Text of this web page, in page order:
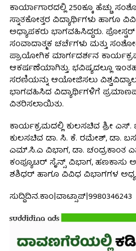
ಕಾರ್ಯಾಗಾರದಲ್ಲಿ 250ಕ್ಕೂ ಹೆಚ್ಚು
ಸ್ನಾತಕೋತ್ತರ ವಿದ್ಯಾರ್ಥಿಗಳು ಹಾಗೂ
ಅಧ್ಯಾಪಕರು ಭಾಗವಹಿಸಿದ್ದರು.
ಸಂವಾದಾತ್ಮಕ ಚರ್ಚೆಗಳು ಮತ್ತು
ಪ್ರಾಯೋಗಿಕ ಮಾರ್ಗದರ್ಶನ
ಆಕರ್ಷಣೆಯಾಗಿತ್ತು. ಭವಿಷ್ಯದಲ್ಲೂ
ಸರಣಿಯನ್ನು ಆಯೋಜಿಸಲು
ಭಾಗವಹಿಸಿದ ವಿದ್ಯಾರ್ಥಿಗಳಿಗೆ
ವಿತರಿಸಲಾಯಿತು.
ಕಾರ್ಯಕ್ರಮದಲ್ಲಿ ಕುಲಸಚಿವ ಶ್ರೀ ಎಸ್.
ಕುಲಸಚಿವ ಡಾ. ಸಿ. ಕೆ. ರಮೇಶ್, ಡಾ.
ಎಮ್.ಸಿ.ಎ ವಿಭಾಗ, ಡಾ. ಚಂದ್ರಕಾಂತ
ಕಂಪ್ಯೂಟರ್ ಸೈನ್ಸ್ ವಿಭಾಗ, ಹಣಕಾಸು
ಶಶಿಧರ್ ಹಾಗೂ ವಿವಿಧ ವಿಭಾಗಗಳ
ಸುದ್ದಿದಿನ.ಕಾಂ|ವಾಟ್ಸಾಪ್|9980346243